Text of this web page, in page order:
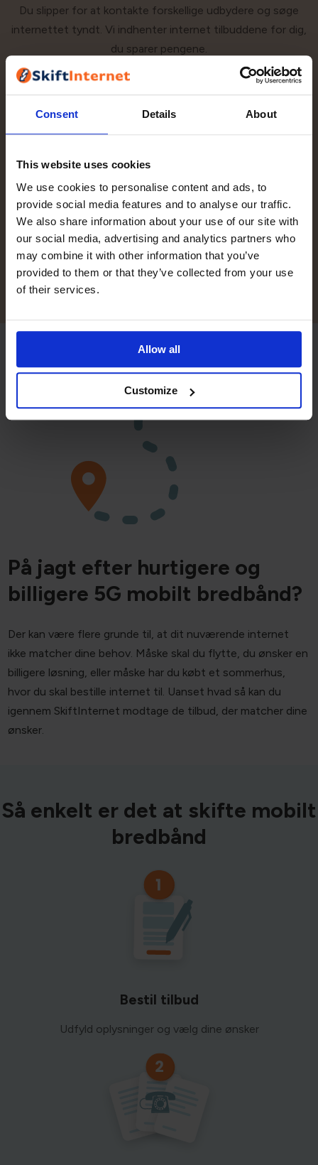
Consent Details About
This website uses cookies
We use cookies to personalise content and ads, to
provide social media features and to analyse our traffic.
We also share information about your use of our site with
our social media, advertising and analytics partners who
may combine it with other information that you’ve
provided to them or that they’ve collected from your use
of their services.
Allow all
Customize
Du slipper for at kontakte forskellige udbydere og søge
internettet tyndt. Vi indhenter internet tilbuddene for dig,
du sparer pengene.
Modtag personlig vejledning
Du vil blive kontaktet personligt af udbyderne. Således får
du vejledning i at vælge det internet, der bedst matcher
dine behov.
På jagt efter hurtigere og
billigere 5G mobilt bredbånd?
Der kan være flere grunde til, at dit nuværende internet
ikke matcher dine behov. Måske skal du flytte, du ønsker en
billigere løsning, eller måske har du købt et sommerhus,
hvor du skal bestille internet til. Uanset hvad så kan du
igennem SkiftInternet modtage de tilbud, der matcher dine
ønsker.
Så enkelt er det at skifte mobilt
bredbånd
Bestil tilbud
Udfyld oplysninger og vælg dine ønsker